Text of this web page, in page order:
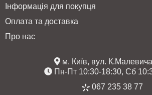
Інформація для покупця
Оплата та доставка
Про нас
м. Київ, вул.
Пн-Пт 10:30-18:30, Сб
067 235 38 77